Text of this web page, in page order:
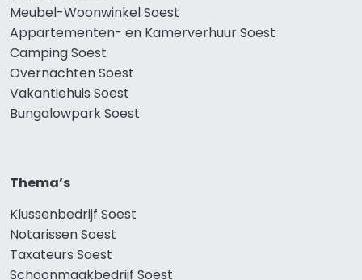
Meubel-Woonwinkel Soest
Appartementen- en Kamerverhuur Soest
Camping Soest
Overnachten Soest
Vakantiehuis Soest
Bungalowpark Soest
Thema’s
Klussenbedrijf Soest
Notarissen Soest
Taxateurs Soest
Schoonmaakbedrijf Soest